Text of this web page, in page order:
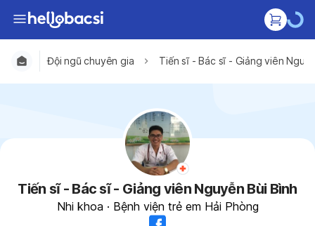
Đội ngũ chuyên gia Tiến sĩ - Bác sĩ - Giảng viên
Tiến sĩ - Bác sĩ - Giảng viên Nguyễn Bùi Bình
Nhi khoa · Bệnh viện trẻ em Hải Phòng